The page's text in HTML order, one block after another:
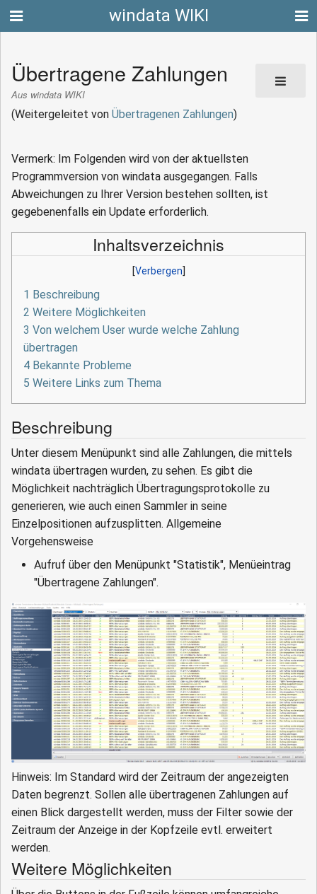
windata WIKI
Übertragene Zahlungen
Aus windata WIKI
(Weitergeleitet von Übertragenen Zahlungen)
Vermerk: Im Folgenden wird von der aktuellsten
Programmversion von windata ausgegangen. Falls
Abweichungen zu Ihrer Version bestehen sollten, ist
gegebenenfalls ein Update erforderlich.
Inhaltsverzeichnis
1 Beschreibung
2 Weitere Möglichkeiten
3 Von welchem User wurde welche Zahlung
übertragen
4 Bekannte Probleme
5 Weitere Links zum Thema
Beschreibung
Unter diesem Menüpunkt sind alle Zahlungen, die mittels
windata übertragen wurden, zu sehen. Es gibt die
Möglichkeit nachträglich Übertragungsprotokolle zu
generieren, wie auch einen Sammler in seine
Einzelpositionen aufzusplitten. Allgemeine
Vorgehensweise
Aufruf über den Menüpunkt "Statistik", Menüeintrag
"Übertragene Zahlungen".
Hinweis: Im Standard wird der Zeitraum der angezeigten
Daten begrenzt. Sollen alle übertragenen Zahlungen auf
einen Blick dargestellt werden, muss der Filter sowie der
Zeitraum der Anzeige in der Kopfzeile evtl. erweitert
werden.
Weitere Möglichkeiten